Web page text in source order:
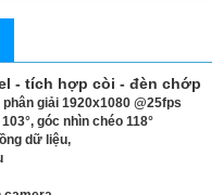
- tích hợp còi - đèn chớp
giải 1920x1080 @25fps
góc nhìn chéo 118°
dữ liệu,